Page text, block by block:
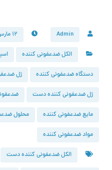
Admin ۱۲ مارس, ۲۰۲۲
الکل ضدعفونی کننده
دستگاه ضدعفونی کننده ژل
ژل ضدعفونی کننده دست
مایع ضدعفونی کننده محلول
مواد ضدعفونی کننده
الکل ضدعفونی کننده دست